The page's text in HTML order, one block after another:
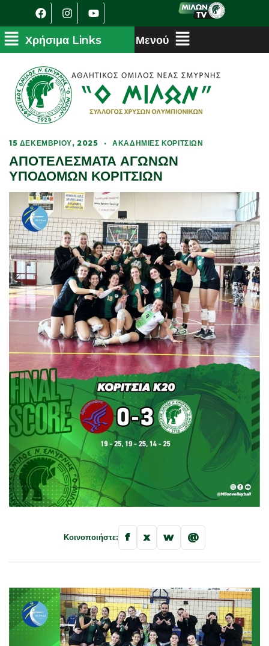
15 ΔΕΚΕΜΒΡΊΟΥ, 2025 · ΑΚΑΔΗΜΊΕΣ ΚΟΡΙΤΣΙΏΝ
ΑΠΟΤΕΛΕΣΜΑΤΑ ΑΓΩΝΩΝ
ΥΠΟΔΟΜΩΝ ΚΟΡΙΤΣΙΩΝ
Κοινοποιήστε: f x w @